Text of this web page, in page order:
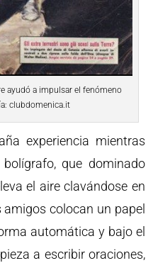
ayudó a impulsar el fenómeno
clubdomenica.it
experiencia mientras
que dominado
el aire clavándose en
colocan un papel
automática y bajo el
a escribir oraciones,